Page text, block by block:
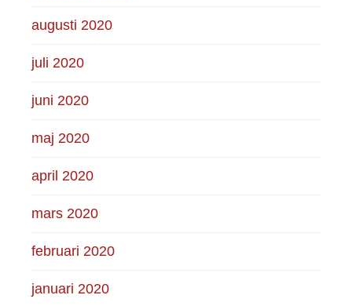
augusti 2020
juli 2020
juni 2020
maj 2020
april 2020
mars 2020
februari 2020
januari 2020